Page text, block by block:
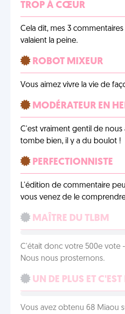
TROP À CŒUR
Cela dit, mes 3
valaient la peine.
ROBOT MIXEUR
Vous aimez vivre la vie de
MODÉRATEUR EN
C'est vraiment gentil de nous
tombe bien, il y a du boulot !
PERFECTIONNISTE
L'édition de commentaire
vous venez de le
MAÎTRE DU TLBM
C'était donc votre 500e vote
Nous nous prosternons.
UN DE PLUS ET
Vous avez obtenu 68 Miaou